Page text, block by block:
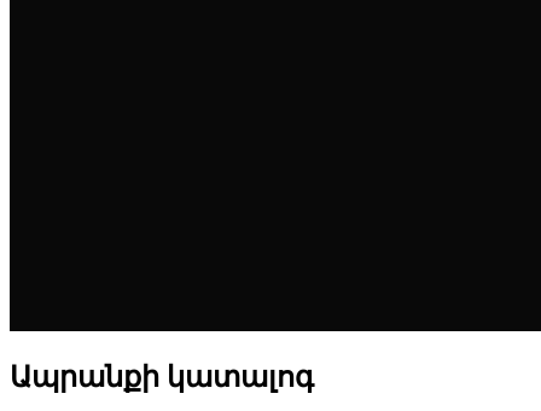
Ապրանքի կատալոգ